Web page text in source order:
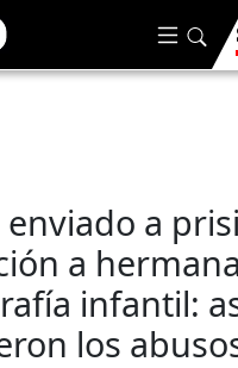
a
a
infantil:
los